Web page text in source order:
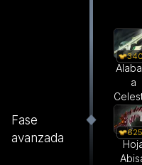
a
Fase
avanzada